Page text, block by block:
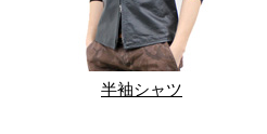
半袖シャツ